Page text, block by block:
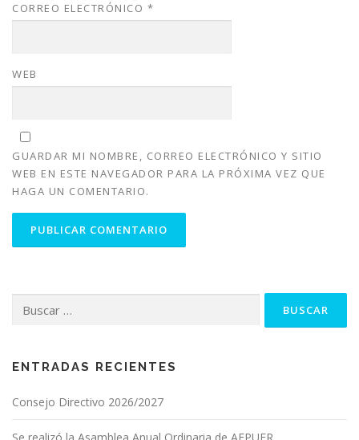
CORREO ELECTRÓNICO *
WEB
GUARDAR MI NOMBRE, CORREO ELECTRÓNICO Y SITIO
WEB EN ESTE NAVEGADOR PARA LA PRÓXIMA VEZ QUE
HAGA UN COMENTARIO.
ENTRADAS RECIENTES
Consejo Directivo 2026/2027
Se realizó la Asamblea Anual Ordinaria de AEPUER